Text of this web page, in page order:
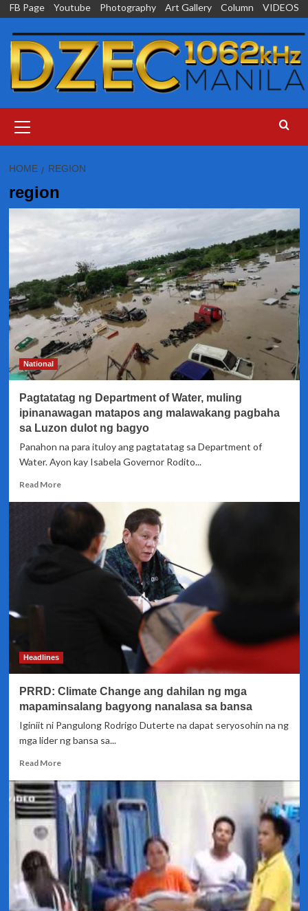
Skip
content
FB Page Youtube Photography Art Gallery Column VIDEOS
Menu
HOME REGION
region
National
Pagtatatag ng Department of Water, muling
ipinanawagan matapos ang malawakang pagbaha
sa Luzon dulot ng bagyo
Panahon na para ituloy ang pagtatatag sa Department of
Water. Ayon kay Isabela Governor Rodito...
Read MoreRead
about
Department
pagbaha
sa
dulot
ng
Headlines
PRRD: Climate Change ang dahilan ng mga
mapaminsalang bagyong nanalasa sa bansa
Iginiit ni Pangulong Rodrigo Duterte na dapat seryosohin na ng
mga lider ng bansa sa...
Read MoreRead
about
PRRD:
Climate
Change
ang
dahilan
ng
mga
mapaminsalang
bagyong